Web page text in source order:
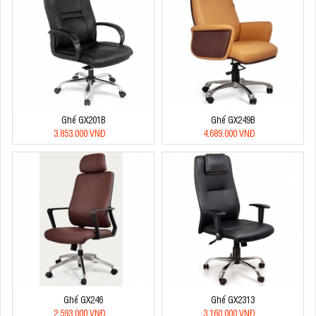
Ghế GX201B
3.853.000 VNĐ
Ghế GX249B
4.689.000 VNĐ
Ghế GX246
2.593.000 VNĐ
Ghế GX2313
3.160.000 VNĐ